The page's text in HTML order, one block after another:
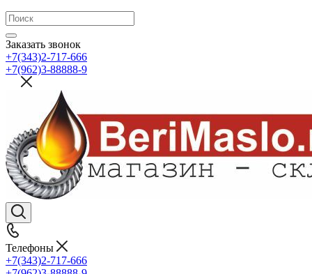
Заказать звонок
+7(343)2-717-666
+7(962)3-88888-9
Телефоны
+7(343)2-717-666